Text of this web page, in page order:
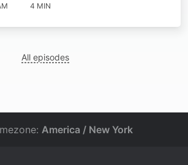
4 MIN
All episodes
America / New York